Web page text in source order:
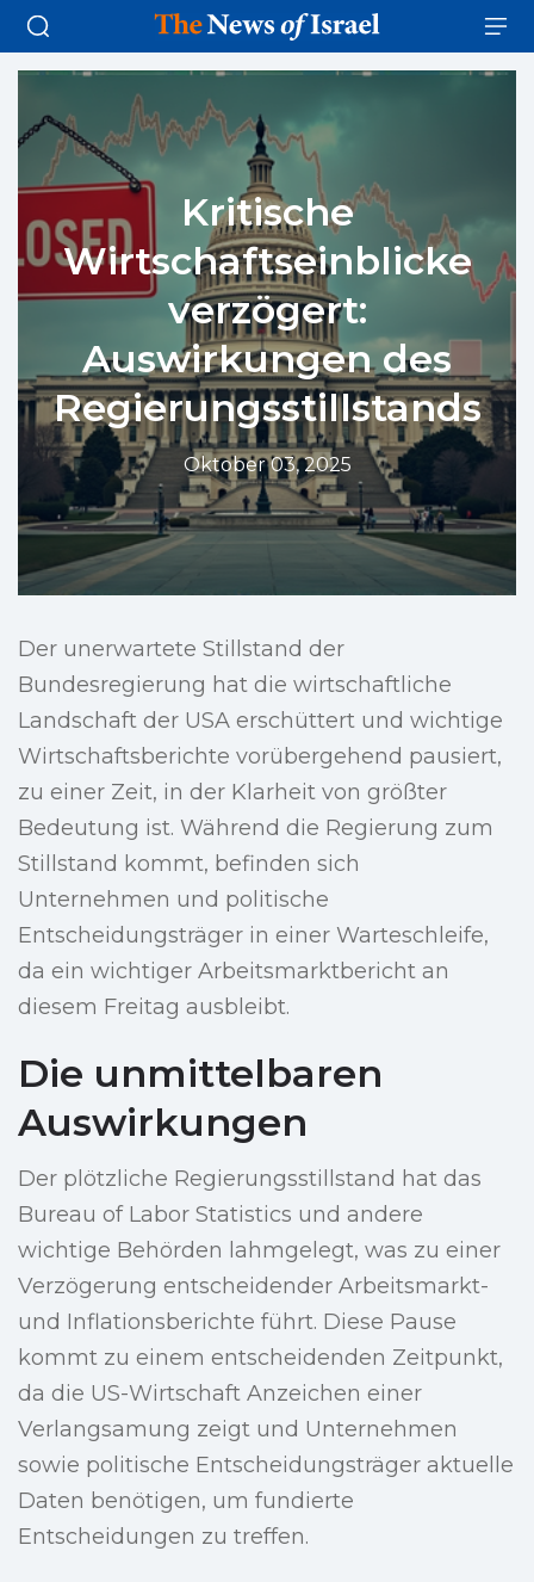
Kritische
Wirtschaftseinblicke
verzögert:
Auswirkungen des
Regierungsstillstands
Oktober 03, 2025
Der unerwartete Stillstand der
Bundesregierung hat die wirtschaftliche
Landschaft der USA erschüttert und wichtige
Wirtschaftsberichte vorübergehend pausiert,
zu einer Zeit, in der Klarheit von größter
Bedeutung ist. Während die Regierung zum
Stillstand kommt, befinden sich
Unternehmen und politische
Entscheidungsträger in einer Warteschleife,
da ein wichtiger Arbeitsmarktbericht an
diesem Freitag ausbleibt.
Die unmittelbaren
Auswirkungen
Der plötzliche Regierungsstillstand hat das
Bureau of Labor Statistics und andere
wichtige Behörden lahmgelegt, was zu einer
Verzögerung entscheidender Arbeitsmarkt-
und Inflationsberichte führt. Diese Pause
kommt zu einem entscheidenden Zeitpunkt,
da die US-Wirtschaft Anzeichen einer
Verlangsamung zeigt und Unternehmen
sowie politische Entscheidungsträger aktuelle
Daten benötigen, um fundierte
Entscheidungen zu treffen.